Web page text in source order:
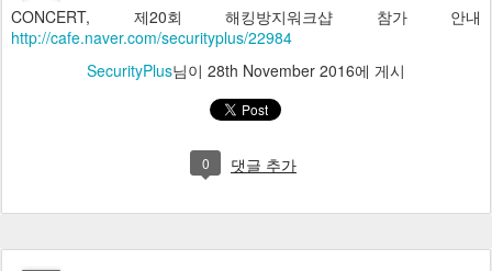
CONCERT, 제20회 해킹방지워크샵 참가 안내
http://cafe.naver.com/securityplus/22984
SecurityPlus님이 28th November 2016에 게시
0 댓글 추가